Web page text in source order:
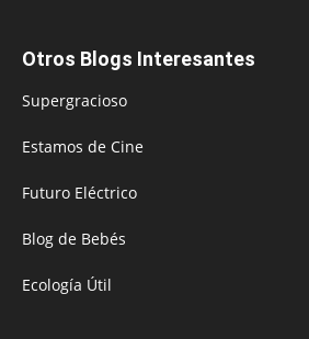
Otros Blogs Interesantes
Supergracioso
Estamos de Cine
Futuro Eléctrico
Blog de Bebés
Ecología Útil